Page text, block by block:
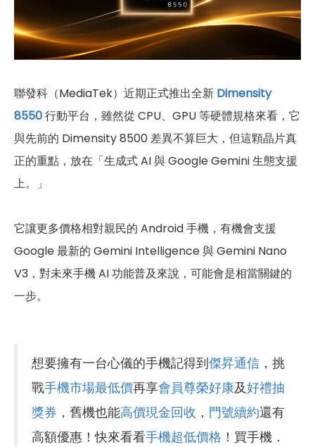
聯發科（MediaTek）近期正式推出全新 Dimensity
8550行動平台，雖然從 CPU、GPU 等硬體規格來看，它
與先前的 Dimensity 8500 差異不算巨大，但這顆晶片真
正的重點，放在「生成式 AI 與 Google Gemini 生態支援
上。」
它讓更多價格相對親民的 Android 手機，有機會支援
Google 最新的 Gemini Intelligence 與 Gemini Nano
V3，對未來手機 AI 功能普及來說，可能會是相當關鍵的
一步。
想要擁有一台心儀的手機記得到傑昇通信 ，挑
戰手機市場最低價再享會員尊榮好康及好禮抽
獎券 ，舊機也能高價現金回收 ， 門號續約還有
高額優惠！快來看看手機超低價格 ！買手機．